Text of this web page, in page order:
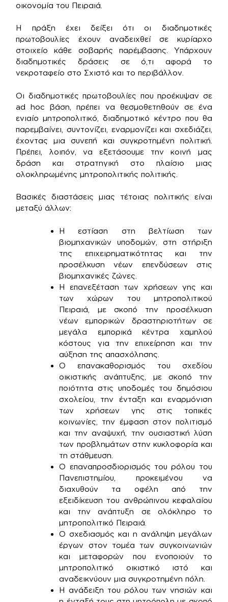
οικονομία του Πειραιά.
Η πράξη έχει δείξει ότι οι διαδημοτικές
πρωτοβουλίες έχουν αναδειχθεί σε κυρίαρχο
στοιχείο κάθε σοβαρής παρέμβασης. Υπάρχουν
διαδημοτικές δράσεις σε ό,τι αφορά το
νεκροταφείο στο Σχιστό και το περιβάλλον.
Οι διαδημοτικές πρωτοβουλίες που προέκυψαν σε
ad hoc βάση, πρέπει να θεσμοθετηθούν σε ένα
ενιαίο μητροπολιτικό, διαδημοτικό κέντρο που θα
παρεμβαίνει, συντονίζει, εναρμονίζει και σχεδιάζει,
έχοντας μια συνεπή και συγκροτημένη πολιτική.
Πρέπει, λοιπόν, να εξετάσουμε την κοινή μας
δράση και στρατηγική στο πλαίσιο μιας
ολοκληρωμένης μητροπολιτικής πολιτικής.
Βασικές διαστάσεις μιας τέτοιας πολιτικής είναι
μεταξύ άλλων:
Η εστίαση στη βελτίωση των
βιομηχανικών υποδομών, στη στήριξη
της επιχειρηματικότητας και την
προσέλκυση νέων επενδύσεων στις
βιομηχανικές ζώνες.
Η επανεξέταση των χρήσεων γης και
των χώρων του μητροπολιτικού
Πειραιά, με σκοπό την προσέλκυση
νέων εμπορικών δραστηριοτήτων σε
μεγάλα εμπορικά κέντρα χαμηλού
κόστους για την επιχείρηση και την
αύξηση της απασχόλησης.
Ο επανακαθορισμός του σχεδίου
οικιστικής ανάπτυξης, με σκοπό την
ποιότητα στις υποδομές του δημόσιου
σχολείου, την ένταξη και εναρμόνιση
των χρήσεων γης στις τοπικές
κοινωνίες, την έμφαση στον πολιτισμό
και την αναψυχή, την ουσιαστική λύση
των προβλημάτων στην κυκλοφορία και
τη στάθμευση.
Ο επαναπροσδιορισμός του ρόλου του
Πανεπιστημίου, προκειμένου να
διαχυθούν τα οφέλη από την
εξειδίκευση του ανθρώπινου κεφαλαίου
και την ανάπτυξη σε ολόκληρο το
μητροπολιτικό Πειραιά.
Ο σχεδιασμός και η ανάληψη μεγάλων
έργων στον τομέα των συγκοινωνιών
και μεταφορών που ενοποιούν το
μητροπολιτικό οικιστικό ιστό και
αναδεικνύουν μια συγκροτημένη πόλη.
Η ανάδειξη του ρόλου των νησιών και